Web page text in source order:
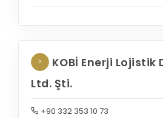
KOBİ Enerji Lojistik
Ltd. Şti.
+90 332 353 10 73